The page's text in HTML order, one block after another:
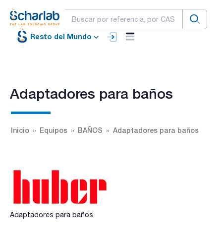
Resto del Mundo
Adaptadores para baños
Inicio Equipos BAÑOS Adaptadores para baños
Adaptadores para baños